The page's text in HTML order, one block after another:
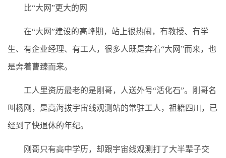
比“大网”更大的网
在“大网”建设的高峰期，站上很热闹，有教授、有学
生、有企业经理、有工人，很多人既是奔着“大网”而来，也
是奔着曹臻而来。
工人里资历最老的是刚哥，人送外号“活化石”。刚哥名
叫杨刚，是高海拔宇宙线观测站的常驻工人，祖籍四川，已
经到了快退休的年纪。
刚哥只有高中学历，却跟宇宙线观测打了大半辈子交